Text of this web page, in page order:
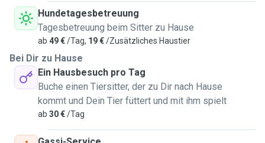
Hundetagesbetreuung
Tagesbetreuung beim Sitter zu Hause
ab 49 €/Tag, 19 €/Zusätzliches Haustier
Bei Dir zu Hause
Ein Hausbesuch pro Tag
Buche einen Tiersitter, der zu Dir nach Hause
kommt und Dein Tier füttert und mit ihm spielt
ab 30 €/Tag